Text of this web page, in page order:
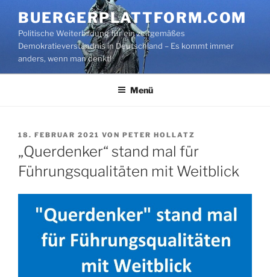
Inhalt
springen
BUERGERPLATTFORM.COM
Politische Weiterbildung für ein zeitgemäßes
Demokratieverständnis in Deutschland – Es kommt immer
anders, wenn man denkt!
Menü
VERÖFFENTLICHT
AM
18. FEBRUAR 2021 VON PETER HOLLATZ
„Querdenker“ stand mal für
Führungsqualitäten mit Weitblick